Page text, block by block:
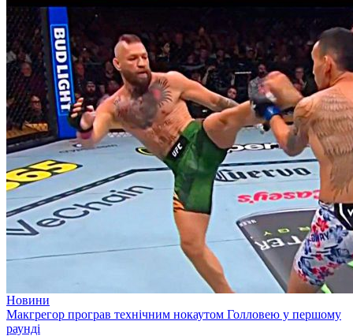
Новини
Макгрегор програв технічним нокаутом Голловею у першому
раунді